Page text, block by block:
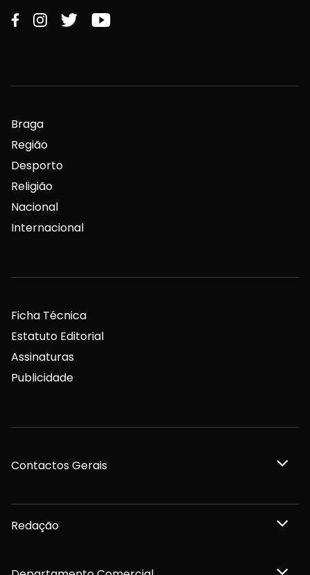
Braga
Região
Desporto
Religião
Nacional
Internacional
Ficha Técnica
Estatuto Editorial
Assinaturas
Publicidade
Contactos Gerais
Redação